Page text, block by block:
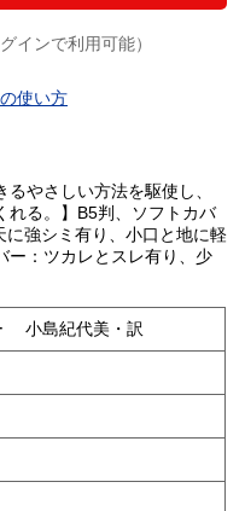
インで利用可能）
使い方
るやさしい方法を駆使し、
れる。】B5判、ソフトカバ
強シミ有り、小口と地に軽
ー：ツカレとスレ有り、少
小島紀代美・訳